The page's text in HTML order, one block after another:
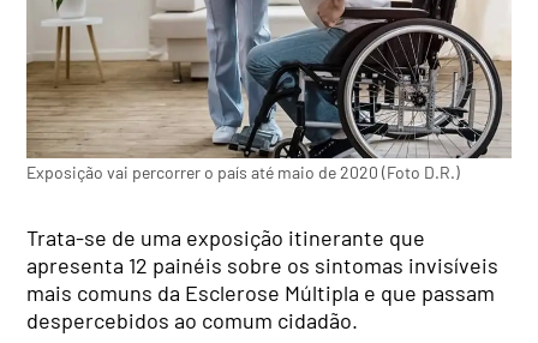
Exposição vai percorrer o país até maio de 2020 (Foto D.R.)
Trata-se de uma exposição itinerante que
apresenta 12 painéis sobre os sintomas invisíveis
mais comuns da Esclerose Múltipla e que passam
despercebidos ao comum cidadão.